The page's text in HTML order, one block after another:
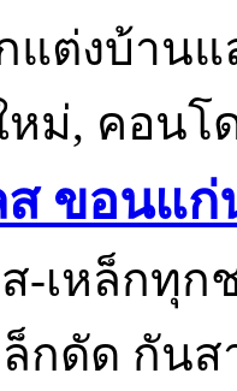
แต่งบ้าน
ม่, คอนโ
ส ขอนแก่
-เหล็กทุ
ล็กดัด กัน